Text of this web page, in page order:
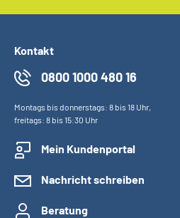
Kontakt
0800 1000 480 16
Montags bis donnerstags: 8 bis 18 Uhr,
freitags: 8 bis 15:30 Uhr
Mein Kundenportal
Nachricht schreiben
Beratung